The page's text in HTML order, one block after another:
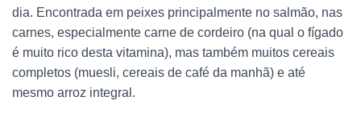
dia. Encontrada em peixes principalmente no salmão, nas
carnes, especialmente carne de cordeiro (na qual o fígado
é muito rico desta vitamina), mas também muitos cereais
completos (muesli, cereais de café da manhã) e até
mesmo arroz integral.